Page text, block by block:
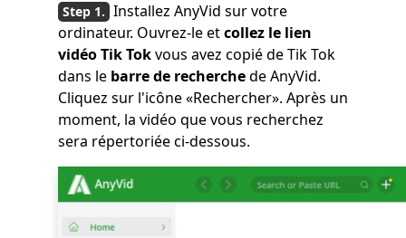
Installez AnyVid sur votre
ordinateur. Ouvrez-le etcollez le lien
vidéo Tik Tokvous avez copié de Tik Tok
dans le barre de recherchede AnyVid.
Cliquez sur l'icône «Rechercher». Après un
moment, la vidéo que vous recherchez
sera répertoriée ci-dessous.